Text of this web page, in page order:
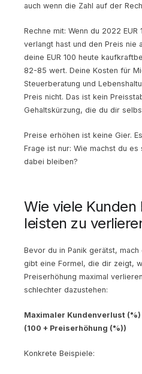
auch wenn die Zahl auf der
Rechne mit: Wenn du 2022
verlangt hast und den Preis nie
deine EUR 100 heute
82-85 wert. Deine Kosten für
Steuerberatung und
Preis nicht. Das ist kein
Gehaltskürzung, die du dir
Preise erhöhen ist keine Gier.
Frage ist nur: Wie machst du es
dabei bleiben?
Wie viele
leisten zu
Bevor du in Panik gerätst, mach
gibt eine Formel, die dir zeigt,
Preiserhöhung maximal
schlechter dazustehen:
Maximaler Kundenverlust
(100 + Preiserhöhung (%))
Konkrete Beispiele: